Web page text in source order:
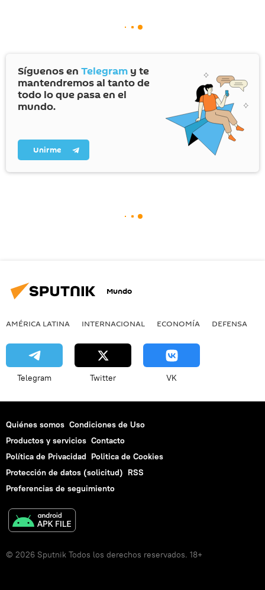
Síguenos en Telegram y te
mantendremos al tanto de
todo lo que pasa en el
mundo.
Unirme
Mundo
AMÉRICA LATINA INTERNACIONAL ECONOMÍA DEFENSA
Telegram Twitter VK
Quiénes somos Condiciones de Uso
Productos y servicios Contacto
Política de Privacidad Politica de Cookies
Protección de datos (solicitud) RSS
Preferencias de seguimiento
© 2026 Sputnik Todos los derechos reservados. 18+